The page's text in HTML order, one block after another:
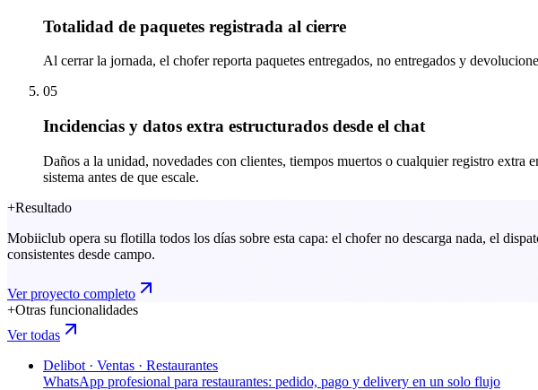
Totalidad de paquetes registrada al cierre
Al cerrar la jornada, el chofer reporta paquetes entregados, no entregados y
05
Incidencias y datos extra estructurados desde el chat
Daños a la unidad, novedades con clientes, tiempos muertos o cualquier registro
sistema antes de que escale.
+Resultado
Mobiiclub opera su flotilla todos los días sobre esta capa: el chofer no descarga nada, el
consistentes desde campo.
Ver proyecto completo
+Otras funcionalidades
Ver todas
Delibot · Ventas · Restaurantes
WhatsApp profesional para restaurantes: pedido, pago y delivery en un solo flujo